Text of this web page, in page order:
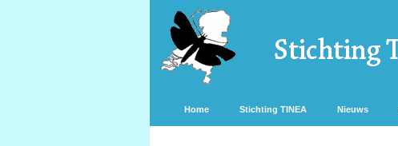
Home Stichting TINEA Nieuws